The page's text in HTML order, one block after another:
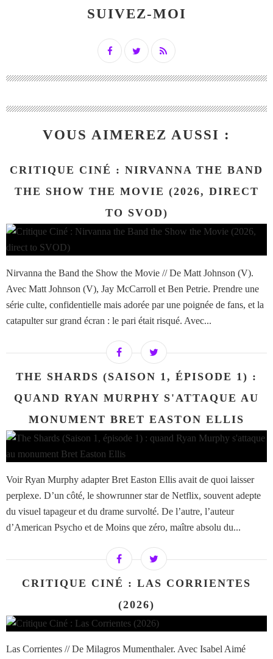
SUIVEZ-MOI
VOUS AIMEREZ AUSSI :
CRITIQUE CINÉ : NIRVANNA THE BAND
THE SHOW THE MOVIE (2026, DIRECT
TO SVOD)
Nirvanna the Band the Show the Movie // De Matt Johnson (V).
Avec Matt Johnson (V), Jay McCarroll et Ben Petrie. Prendre une
série culte, confidentielle mais adorée par une poignée de fans, et la
catapulter sur grand écran : le pari était risqué. Avec...
THE SHARDS (SAISON 1, ÉPISODE 1) :
QUAND RYAN MURPHY S'ATTAQUE AU
MONUMENT BRET EASTON ELLIS
Voir Ryan Murphy adapter Bret Easton Ellis avait de quoi laisser
perplexe. D’un côté, le showrunner star de Netflix, souvent adepte
du visuel tapageur et du drame survolté. De l’autre, l’auteur
d’American Psycho et de Moins que zéro, maître absolu du...
CRITIQUE CINÉ : LAS CORRIENTES
(2026)
Las Corrientes // De Milagros Mumenthaler. Avec Isabel Aimé